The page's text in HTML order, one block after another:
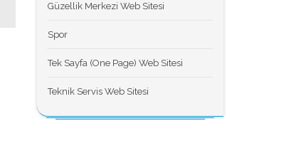
Güzellik Merkezi Web Sitesi
Spor
Tek Sayfa (One Page) Web Sitesi
Teknik Servis Web Sitesi